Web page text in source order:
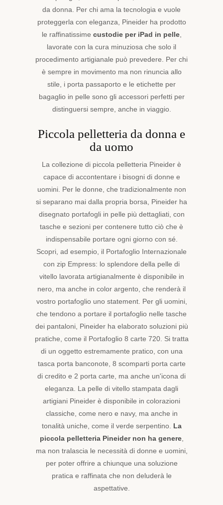
da donna. Per chi ama la tecnologia e vuole
proteggerla con eleganza, Pineider ha prodotto
le raffinatissime custodie per iPad in pelle,
lavorate con la cura minuziosa che solo il
procedimento artigianale può prevedere. Per chi
è sempre in movimento ma non rinuncia allo
stile, i porta passaporto e le etichette per
bagaglio in pelle sono gli accessori perfetti per
distinguersi sempre, anche in viaggio.
Piccola pelletteria da donna e
da uomo
La collezione di piccola pelletteria Pineider è
capace di accontentare i bisogni di donne e
uomini. Per le donne, che tradizionalmente non
si separano mai dalla propria borsa, Pineider ha
disegnato portafogli in pelle più dettagliati, con
tasche e sezioni per contenere tutto ciò che è
indispensabile portare ogni giorno con sé.
Scopri, ad esempio, il Portafoglio Internazionale
con zip Empress: lo splendore della pelle di
vitello lavorata artigianalmente è disponibile in
nero, ma anche in color argento, che renderà il
vostro portafoglio uno statement. Per gli uomini,
che tendono a portare il portafoglio nelle tasche
dei pantaloni, Pineider ha elaborato soluzioni più
pratiche, come il Portafoglio 8 carte 720. Si tratta
di un oggetto estremamente pratico, con una
tasca porta banconote, 8 scomparti porta carte
di credito e 2 porta carte, ma anche un'icona di
eleganza. La pelle di vitello stampata dagli
artigiani Pineider è disponibile in colorazioni
classiche, come nero e navy, ma anche in
tonalità uniche, come il verde serpentino. La
piccola pelletteria Pineider non ha genere,
ma non tralascia le necessità di donne e uomini,
per poter offrire a chiunque una soluzione
pratica e raffinata che non deluderà le
aspettative.